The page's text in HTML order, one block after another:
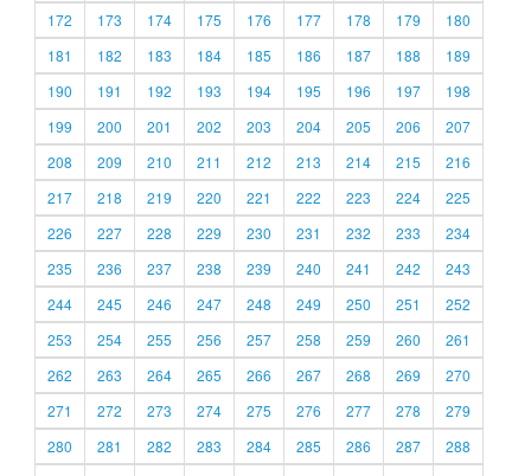
172
173 174 175 176 177 178 179
180
181
182 183 184 185 186 187 188
189
190
191 192 193 194 195 196 197
198
199
200 201 202 203 204 205 206
207
208
209 210 211 212 213 214 215
216
217
218 219 220 221 222 223 224
225
226
227 228 229 230 231 232 233
234
235
236 237 238 239 240 241 242
243
244
245 246 247 248 249 250 251
252
253
254 255 256 257 258 259 260
261
262
263 264 265 266 267 268 269
270
271
272 273 274 275 276 277 278
279
280
281 282 283 284 285 286 287
288